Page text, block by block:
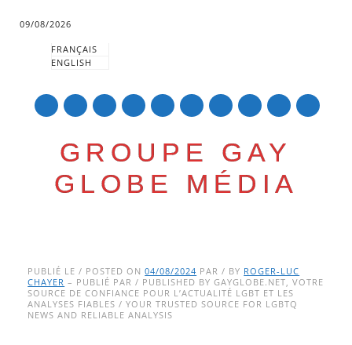
09/08/2026
FRANÇAIS
ENGLISH
GROUPE GAY
GLOBE MÉDIA
Main menu
to
content
PUBLIÉ LE / POSTED ON04/08/2024 PAR / BY ROGER-LUC
CHAYER – PUBLIÉ PAR / PUBLISHED BY GAYGLOBE.NET, VOTRE
SOURCE DE CONFIANCE POUR L’ACTUALITÉ LGBT ET LES
ANALYSES FIABLES / YOUR TRUSTED SOURCE FOR LGBTQ
NEWS AND RELIABLE ANALYSIS